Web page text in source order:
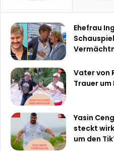
Ehefrau
Vater von
Trauer um
Yasin
steckt
um den